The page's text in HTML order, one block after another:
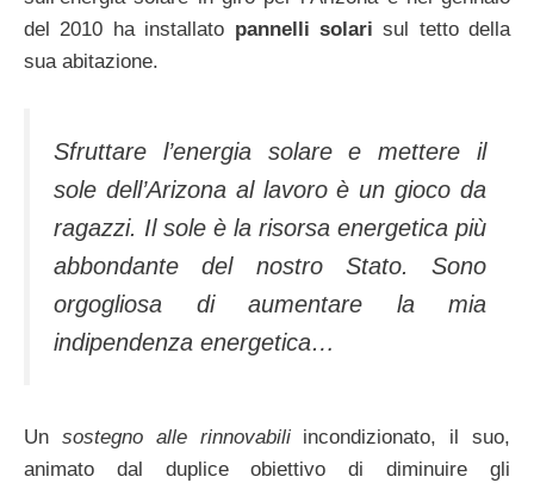
del 2010 ha installato pannelli solari sul tetto della
sua abitazione.
Sfruttare l’energia solare e mettere il
sole dell’Arizona al lavoro è un gioco da
ragazzi. Il sole è la risorsa energetica più
abbondante del nostro Stato. Sono
orgogliosa di aumentare la mia
indipendenza energetica…
Un sostegno alle rinnovabiliincondizionato, il suo,
animato dal duplice obiettivo di diminuire gli